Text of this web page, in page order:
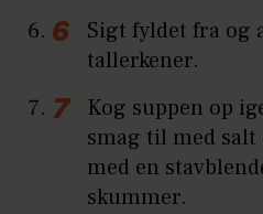
Sigt fyldet fra og
tallerkener.
Kog suppen op
smag til med salt
med en
skummer.